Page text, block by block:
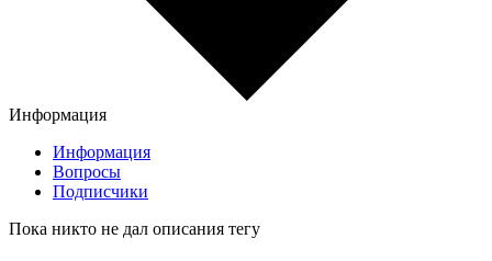
Информация
Информация
Вопросы
Подписчики
Пока никто не дал описания тегу